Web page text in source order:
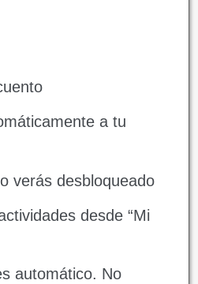
a tu
verás desbloqueado
desde “Mi
automático. No